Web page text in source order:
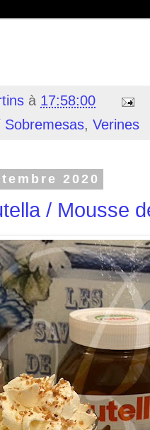
à 17:58:00
Sobremesas, Verines
2020
/ Mousse